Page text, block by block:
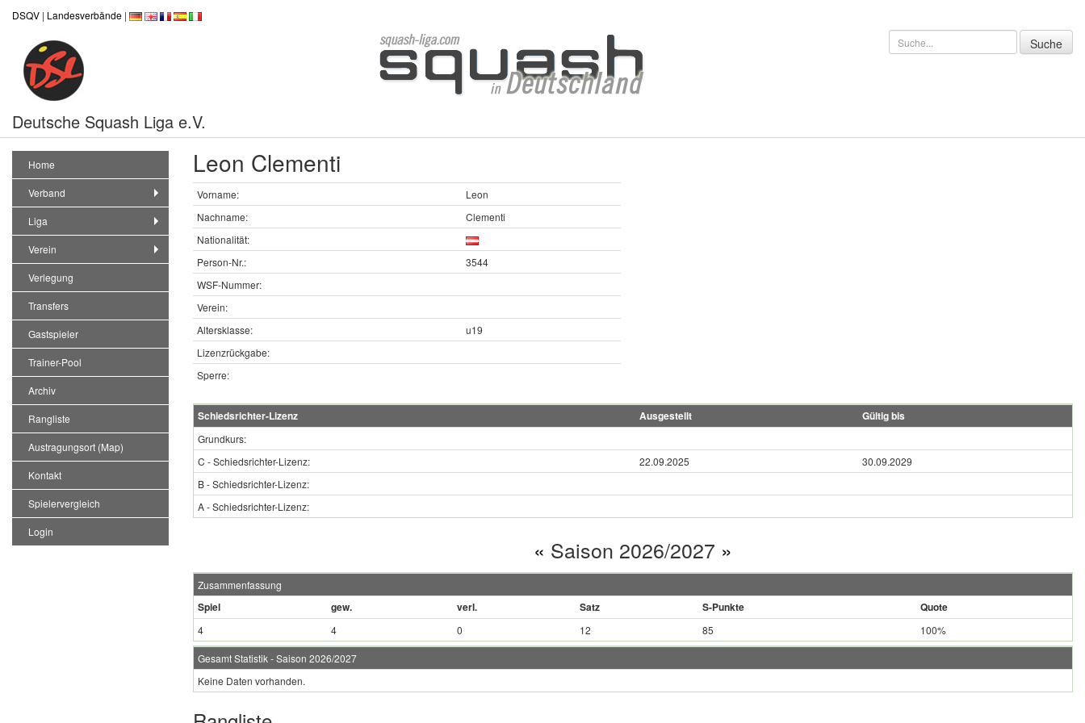
DSQV | Landesverbände |
Deutsche Squash Liga e.V.
Home
Verband
Liga
Verein
Verlegung
Transfers
Gastspieler
Trainer-Pool
Archiv
Rangliste
Austragungsort (Map)
Kontakt
Spielervergleich
Login
Leon Clementi
Vorname:
Leon
Nachname:
Clementi
Nationalität:
Person-Nr.:
3544
WSF-Nummer:
Verein:
Altersklasse:
u19
Lizenzrückgabe:
Sperre:
Schiedsrichter-Lizenz Ausgestellt Gültig bis
Grundkurs:
C - Schiedsrichter-Lizenz:
22.09.2025
30.09.2029
B - Schiedsrichter-Lizenz:
A - Schiedsrichter-Lizenz:
« Saison 2026/2027 »
Zusammenfassung
Spiel gew. verl. Satz S-Punkte Quote
4 4 0 12 85 100%
Gesamt Statistik - Saison 2026/2027
Keine Daten vorhanden.